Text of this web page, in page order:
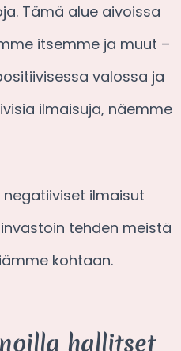
Tämä alue aivoissa
itsemme ja muut –
valossa ja
ilmaisuja, näemme
ilmaisut
tehden meistä
kohtaan.
hallitset